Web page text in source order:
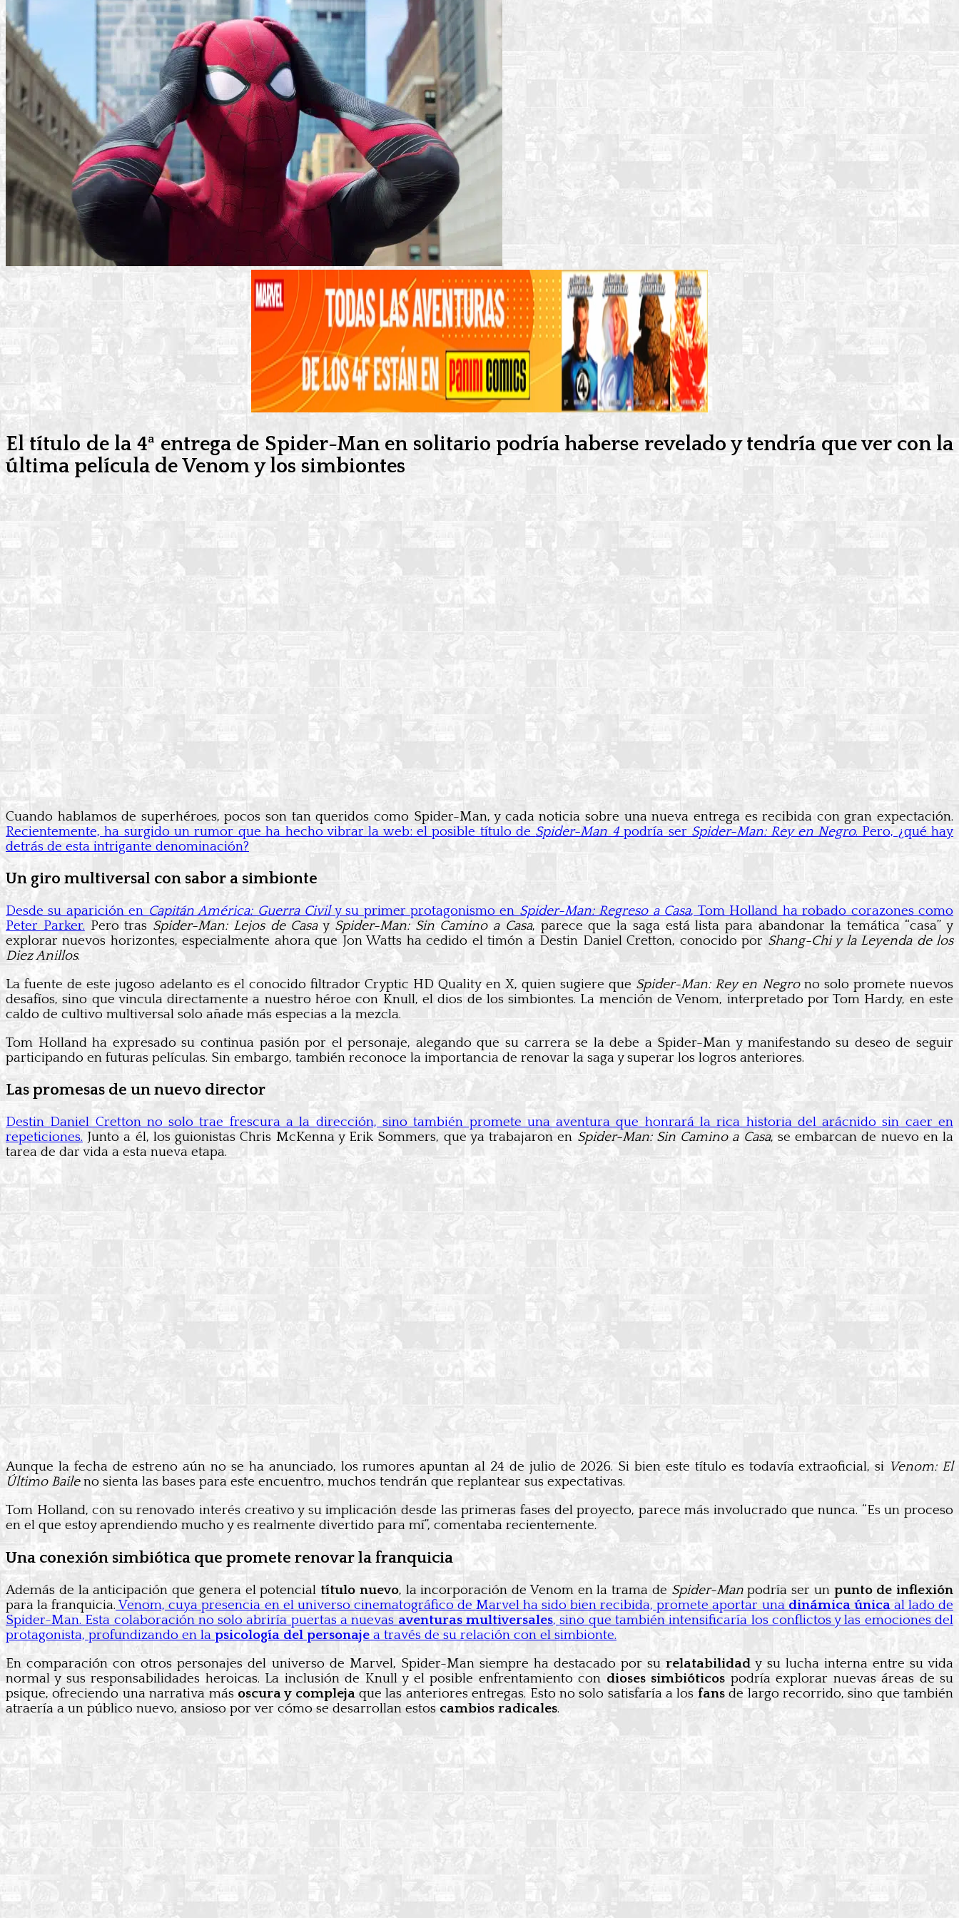
El título de la 4ª entrega de Spider-Man en solitario podría haberse revelado y tendría que ver con la
última película de Venom y los simbiontes
Cuando hablamos de superhéroes, pocos son tan queridos como Spider-Man, y cada noticia sobre una nueva entrega es recibida con gran expectación.
Recientemente, ha surgido un rumor que ha hecho vibrar la web: el posible título de Spider-Man 4podría ser Spider-Man: Rey en Negro. Pero, ¿qué hay
detrás de esta intrigante denominación?
Un giro multiversal con sabor a simbionte
Desde su aparición en Capitán América: Guerra Civily su primer protagonismo en Spider-Man: Regreso a Casa, Tom Holland ha robado corazones como
Peter Parker. Pero tras Spider-Man: Lejos de Casay Spider-Man: Sin Camino a Casa, parece que la saga está lista para abandonar la temática “casa” y
explorar nuevos horizontes, especialmente ahora que Jon Watts ha cedido el timón a Destin Daniel Cretton, conocido por Shang-Chi y la Leyenda de los
Diez Anillos.
La fuente de este jugoso adelanto es el conocido filtrador Cryptic HD Quality en X, quien sugiere queSpider-Man: Rey en Negrono solo promete nuevos
desafíos, sino que vincula directamente a nuestro héroe con Knull, el dios de los simbiontes. La mención de Venom, interpretado por Tom Hardy, en este
caldo de cultivo multiversal solo añade más especias a la mezcla.
Tom Holland ha expresado su continua pasión por el personaje, alegando que su carrera se la debe a Spider-Man y manifestando su deseo de seguir
participando en futuras películas. Sin embargo, también reconoce la importancia de renovar la saga y superar los logros anteriores.
Las promesas de un nuevo director
Destin Daniel Cretton no solo trae frescura a la dirección, sino también promete una aventura que honrará la rica historia del arácnido sin caer en
repeticiones. Junto a él, los guionistas Chris McKenna y Erik Sommers, que ya trabajaron en Spider-Man: Sin Camino a Casa, se embarcan de nuevo en la
tarea de dar vida a esta nueva etapa.
Aunque la fecha de estreno aún no se ha anunciado, los rumores apuntan al 24 de julio de 2026. Si bien este título es todavía extraoficial, si Venom: El
Último Baileno sienta las bases para este encuentro, muchos tendrán que replantear sus expectativas.
Tom Holland, con su renovado interés creativo y su implicación desde las primeras fases del proyecto, parece más involucrado que nunca. “Es un proceso
en el que estoy aprendiendo mucho y es realmente divertido para mí”, comentaba recientemente.
Una conexión simbiótica que promete renovar la franquicia
Además de la anticipación que genera el potencial título nuevo, la incorporación de Venom en la trama de Spider-Manpodría ser un punto de inflexión
para la franquicia.Venom, cuya presencia en el universo cinematográfico de Marvel ha sido bien recibida, promete aportar una dinámica únicaal lado de
Spider-Man. Esta colaboración no solo abriría puertas a nuevas aventuras multiversales, sino que también intensificaría los conflictos y las emociones del
protagonista, profundizando en la psicología del personaje a través de su relación con el simbionte.
En comparación con otros personajes del universo de Marvel, Spider-Man siempre ha destacado por surelatabilidad y su lucha interna entre su vida
normal y sus responsabilidades heroicas. La inclusión de Knull y el posible enfrentamiento con dioses simbióticos podría explorar nuevas áreas de su
psique, ofreciendo una narrativa más oscura y complejaque las anteriores entregas. Esto no solo satisfaría a los fansde largo recorrido, sino que también
atraería a un público nuevo, ansioso por ver cómo se desarrollan estoscambios radicales.